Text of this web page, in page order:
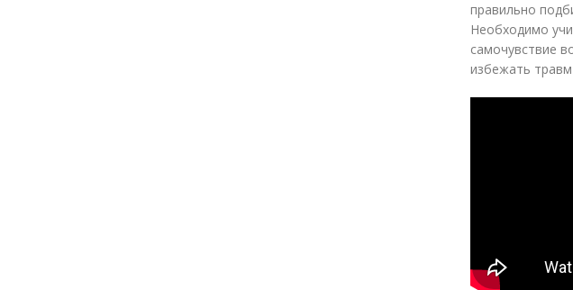
правильно
Необходимо
самочувствие
избежать